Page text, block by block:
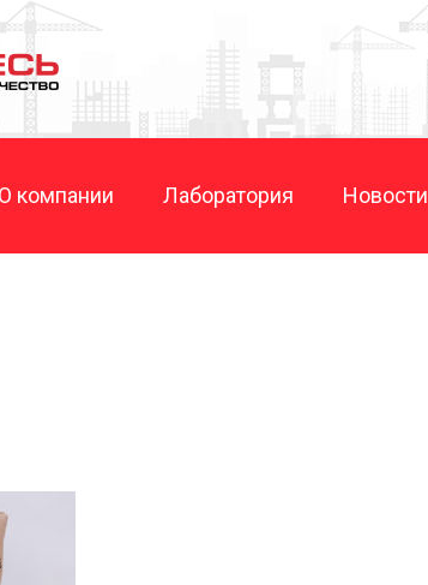
О компании Лаборатория Новости